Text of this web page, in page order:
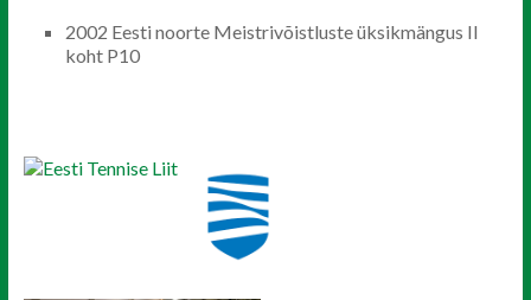
2002 Eesti noorte Meistrivõistluste üksikmängus II
koht P10